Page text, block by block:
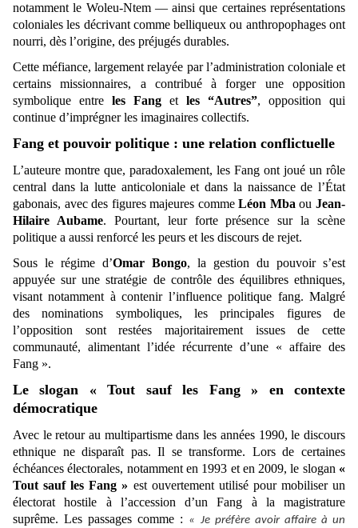
notamment le Woleu-Ntem — ainsi que certaines représentations
coloniales les décrivant comme belliqueux ou anthropophages ont
nourri, dès l’origine, des préjugés durables.
Cette méfiance, largement relayée par l’administration coloniale et
certains missionnaires, a contribué à forger une opposition
symbolique entre les Fang et les “Autres”, opposition qui
continue d’imprégner les imaginaires collectifs.
Fang et pouvoir politique : une relation conflictuelle
L’auteure montre que, paradoxalement, les Fang ont joué un rôle
central dans la lutte anticoloniale et dans la naissance de l’État
gabonais, avec des figures majeures commeLéon Mba ouJean-
Hilaire Aubame. Pourtant, leur forte présence sur la scène
politique a aussi renforcé les peurs et les discours de rejet.
Sous le régime d’Omar Bongo, la gestion du pouvoir s’est
appuyée sur une stratégie de contrôle des équilibres ethniques,
visant notamment à contenir l’influence politique fang. Malgré
des nominations symboliques, les principales figures de
l’opposition sont restées majoritairement issues de cette
communauté, alimentant l’idée récurrente d’une « affaire des
Fang ».
Le slogan « Tout sauf les Fang » en contexte
démocratique
Avec le retour au multipartisme dans les années 1990, le discours
ethnique ne disparaît pas. Il se transforme. Lors de certaines
échéances électorales, notamment en 1993 et en 2009, le slogan «
Tout sauf les Fang » est ouvertement utilisé pour mobiliser un
électorat hostile à l’accession d’un Fang à la magistrature
suprême. Les passages comme : « Je préfère avoir affaire à un